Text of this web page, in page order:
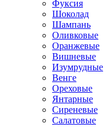
Фуксия
Шоколад
Шампань
Оливковые
Оранжевые
Вишневые
Изумрудные
Венге
Ореховые
Янтарные
Сиреневые
Салатовые